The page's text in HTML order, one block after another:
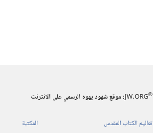
JW.ORG® :‏ موقع شهود يهوه الرسمي على الانترنت
تعاليم الكتاب المقدس
المكتبة